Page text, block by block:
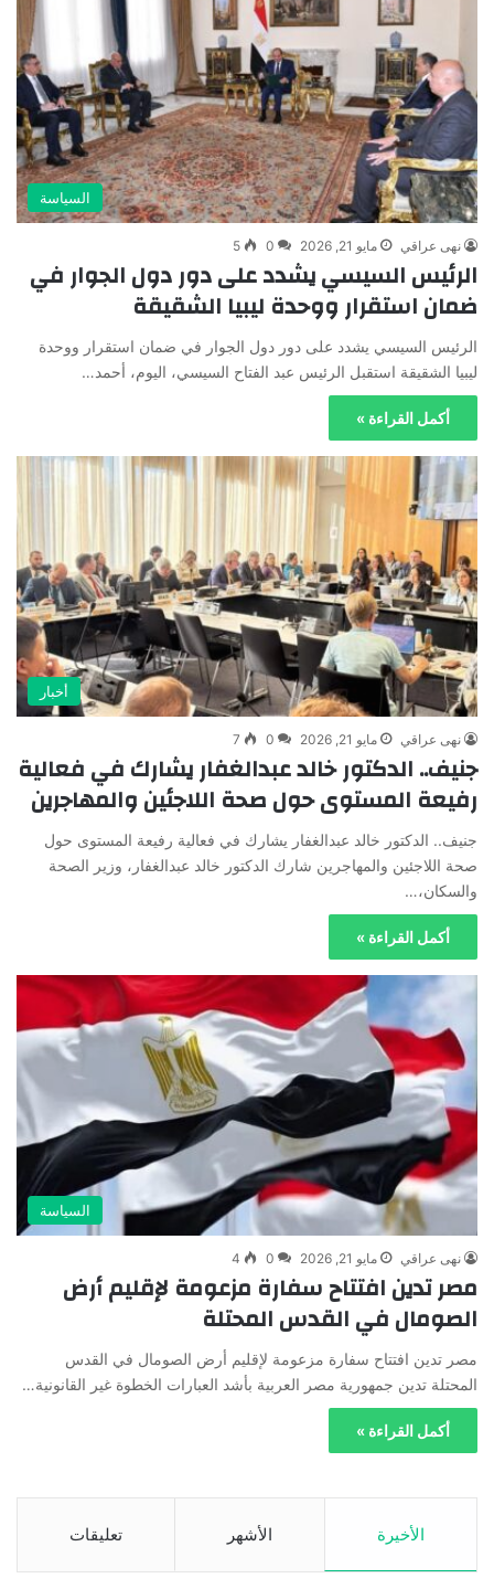
السياسة
نهى عراقي مايو 21, 2026 0
5
الرئيس السيسي يشدد على دور دول الجوار في
ضمان استقرار ووحدة ليبيا الشقيقة
الرئيس السيسي يشدد على دور دول الجوار في ضمان استقرار ووحدة
ليبيا الشقيقة استقبل الرئيس عبد الفتاح السيسي، اليوم، أحمد…
أكمل القراءة »
أخبار
نهى عراقي مايو 21, 2026 0
7
جنيف.. الدكتور خالد عبدالغفار يشارك في فعالية
رفيعة المستوى حول صحة اللاجئين والمهاجرين
جنيف.. الدكتور خالد عبدالغفار يشارك في فعالية رفيعة المستوى حول
صحة اللاجئين والمهاجرين شارك الدكتور خالد عبدالغفار، وزير الصحة
والسكان،…
أكمل القراءة »
السياسة
نهى عراقي مايو 21, 2026 0
4
مصر تدين افتتاح سفارة مزعومة لإقليم أرض
الصومال في القدس المحتلة
مصر تدين افتتاح سفارة مزعومة لإقليم أرض الصومال في القدس
المحتلة تدين جمهورية مصر العربية بأشد العبارات الخطوة غير القانونية…
أكمل القراءة »
الأخيرة الأشهر تعليقات